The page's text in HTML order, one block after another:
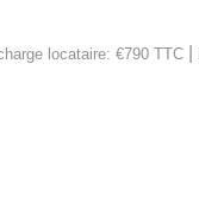
locataire: €790 TTC